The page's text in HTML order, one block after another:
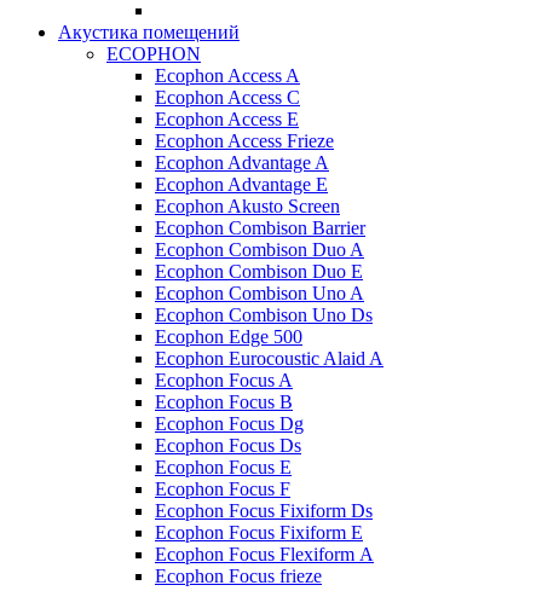
Акустика помещений
ECOPHON
Ecophon Access A
Ecophon Access C
Ecophon Access E
Ecophon Access Frieze
Ecophon Advantage A
Ecophon Advantage E
Ecophon Akusto Screen
Ecophon Combison Barrier
Ecophon Combison Duo A
Ecophon Combison Duo E
Ecophon Combison Uno A
Ecophon Combison Uno Ds
Ecophon Edge 500
Ecophon Eurocoustic Alaid A
Ecophon Focus A
Ecophon Focus B
Ecophon Focus Dg
Ecophon Focus Ds
Ecophon Focus E
Ecophon Focus F
Ecophon Focus Fixiform Ds
Ecophon Focus Fixiform E
Ecophon Focus Flexiform А
Ecophon Focus frieze